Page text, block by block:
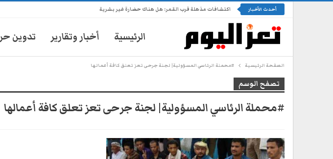
أحدث الأخبار اكتشافات مذهلة قرب القمر: هل هناك حضارة غير بشرية
الرئيسية أخبار وتقارير تدوين حر
الصفحة الرئيسية #محملة الرئاسي المسؤولية| لجنة جرحى تعز تعلق كافة أعمالها
تصفح الوسم
#محملة الرئاسي المسؤولية| لجنة جرحى تعز تعلق كافة أعمالها